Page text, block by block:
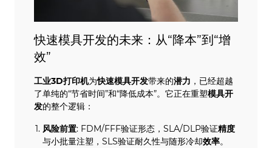
快速模具开发的未来：从“降本”到“增
效”
工业3D打印机为快速模具开发带来的潜力 ，已经超越
了单纯的“节省时间”和“降低成本”。它正在重塑模具开
发的整个逻辑：
风险前置: FDM/FFF验证形态，SLA/DLP验证精度
与小批量注塑，SLS验证耐久性与随形冷却效率。